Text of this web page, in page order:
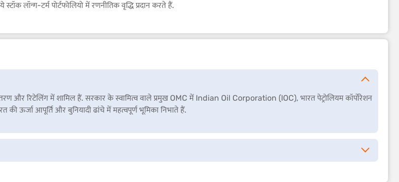
लॉन्ग-टर्म पोर्टफोलियो में रणनीतिक वृद्धि प्रदान करते हैं.
और रिटेलिंग में शामिल हैं. सरकार के स्वामित्व वाले प्रमुख OMC में Indian Oil Corporation (IOC), भारत पेट्रोलियम कॉर्पोरेशन
की ऊर्जा आपूर्ति और बुनियादी ढांचे में महत्वपूर्ण भूमिका निभाते हैं.